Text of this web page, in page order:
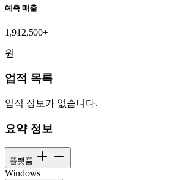
예측 매출
1,912,500+
원
업적 목록
업적 정보가 없습니다.
요약 정보
플랫폼
Windows